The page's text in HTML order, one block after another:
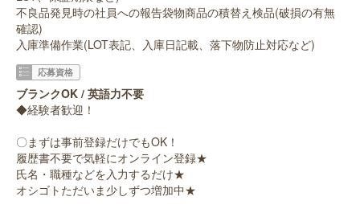
不良品発見時の社員への報告袋物商品の積替え検品(破損の有無
確認)
入庫準備作業(LOT表記、入庫日記載、落下物防止対応など)
応募資格
ブランクOK / 英語力不要
◆経験者歓迎！
〇まずは事前登録だけでもOK！
履歴書不要で気軽にオンライン登録★
氏名・職種などを入力するだけ★
オシゴトただいま少しずつ増加中★